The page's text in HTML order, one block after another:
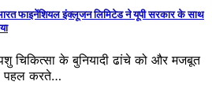
फाइनेंशियल इंक्लूजन लिमिटेड ने यूपी सरकार के साथ
चिकित्सा के बुनियादी ढांचे को और मजबूत
पहल करते…